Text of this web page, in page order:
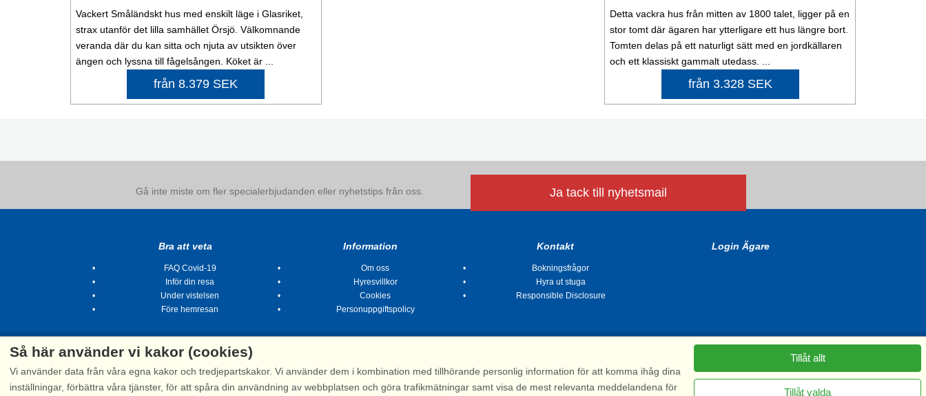
Vackert Småländskt hus med enskilt läge i Glasriket,
strax utanför det lilla samhället Örsjö. Välkomnande
veranda där du kan sitta och njuta av utsikten över
ängen och lyssna till fågelsången. Köket är ...
från 8.379 SEK
Detta vackra hus från mitten av 1800 talet, ligger på en
stor tomt där ägaren har ytterligare ett hus längre bort.
Tomten delas på ett naturligt sätt med en jordkällaren
och ett klassiskt gammalt utedass. ...
från 3.328 SEK
Gå inte miste om fler specialerbjudanden eller nyhetstips från oss. Ja tack till nyhetsmail
Bra att veta
FAQ Covid-19
Inför din resa
Under vistelsen
Före hemresan
Information
Om oss
Hyresvillkor
Cookies
Personuppgiftspolicy
Kontakt
Bokningsfrågor
Hyra ut stuga
Responsible Disclosure
Login Ägare
Stugsommar |Kvarngatan 2, 311 32 Falkenberg | Sverige
Så här använder vi kakor (cookies)
Vi använder data från våra egna kakor och tredjepartskakor. Vi använder dem i kombination med tillhörande personlig information för att komma ihåg dina
inställningar, förbättra våra tjänster, för att spåra din användning av webbplatsen och göra trafikmätningar samt visa de mest relevanta meddelandena för
Tillåt allt
Tillåt valda